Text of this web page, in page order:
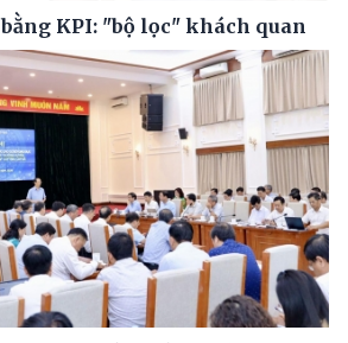
KPI: "bộ lọc" khách quan